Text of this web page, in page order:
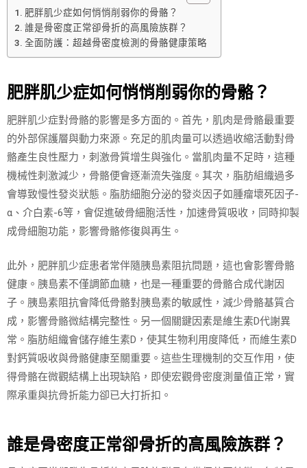
肥胖肌少症如何悄悄削弱你的骨骼？
誰是骨密度正常卻骨折的高風險族群？
全面防護：超越骨密度檢測的骨骼健康策略
肥胖肌少症如何悄悄削弱你的骨骼？
肥胖肌少症對骨骼的影響是多方面的。首先，肌肉是骨骼最重要
的外部保護層與動力來源。充足的肌肉量可以透過收縮活動對骨
骼產生良性壓力，刺激骨質增生與強化。當肌肉量不足時，這種
機械性刺激減少，骨骼便會逐漸流失強度。其次，脂肪組織過多
會導致慢性發炎狀態。脂肪細胞分泌的發炎因子如腫瘤壞死因子-
α、介白素-6等，會促進破骨細胞活性，加速骨質吸收，同時抑製
成骨細胞功能，影響骨骼修復與再生。
此外，肥胖肌少症患者常伴隨胰島素阻抗問題，這也會影響骨骼
健康。胰島素不僅調節血糖，也是一種重要的骨骼合成代謝因
子。胰島素阻抗會降低骨骼對胰島素的敏感性，減少骨骼基質合
成，影響骨骼微結構完整性。另一個關鍵因素是維生素D代謝異
常。脂肪組織會儲存維生素D，使其生物利用度降低，而維生素D
對鈣質吸收與骨骼健康至關重要。這些生理機制的交互作用，使
得骨骼在微觀結構上出現缺陷，即使宏觀骨密度測量值正常，實
際承重與抗骨折能力卻已大打折扣。
誰是骨密度正常卻骨折的高風險族群？